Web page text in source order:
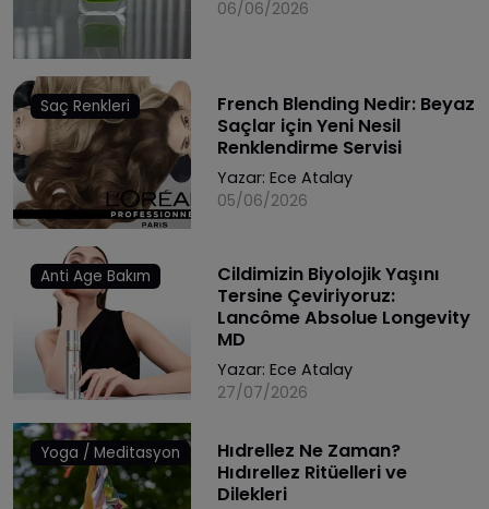
06/06/2026
Saç Renkleri
French Blending Nedir: Beyaz
Saçlar için Yeni Nesil
Renklendirme Servisi
Yazar: Ece Atalay
05/06/2026
Anti Age Bakım
Cildimizin Biyolojik Yaşını
Tersine Çeviriyoruz:
Lancôme Absolue Longevity
MD
Yazar: Ece Atalay
27/07/2026
Yoga / Meditasyon
Hıdrellez Ne Zaman?
Hıdırellez Ritüelleri ve
Dilekleri